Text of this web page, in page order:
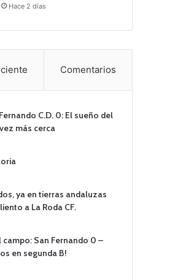
Hace 2 días
Comentarios
C.D. 0: El sueño del
más cerca
ya en tierras andaluzas
a La Roda CF.
campo: San Fernando 0 –
en segunda B!